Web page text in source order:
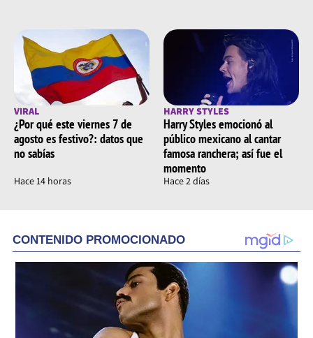
VIRAL
¿Por qué este viernes 7 de
agosto es festivo?: datos que
no sabías
Hace 14 horas
HARRY STYLES
Harry Styles emocionó al
público mexicano al cantar
famosa ranchera; así fue el
momento
Hace 2 días